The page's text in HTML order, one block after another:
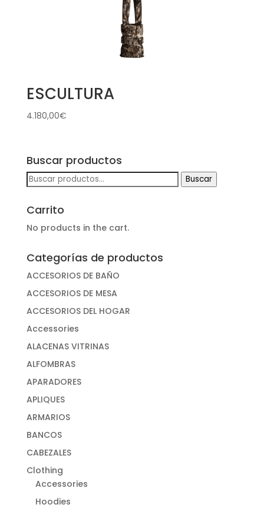
ESCULTURA
4.180,00€
Buscar productos
Buscar
por:
Buscar
Carrito
No products in the cart.
Categorías de productos
ACCESORIOS DE BAÑO
ACCESORIOS DE MESA
ACCESORIOS DEL HOGAR
Accessories
ALACENAS VITRINAS
ALFOMBRAS
APARADORES
APLIQUES
ARMARIOS
BANCOS
CABEZALES
Clothing
Accessories
Hoodies